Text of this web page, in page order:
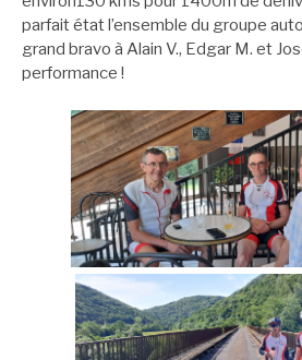
parfait état l’ensemble du groupe
grand bravo à Alain V., Edgar M. et
performance !